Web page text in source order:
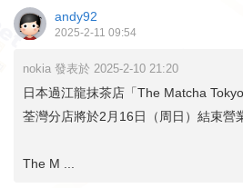
andy92
2025-2-11 09:54
nokia 發表於 2025-2-10 21:20
日本過江龍抹茶店「The Matcha
荃灣分店將於2月16日（周日）結束營
The M ...